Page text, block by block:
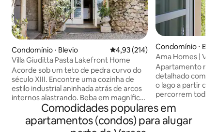
Condomínio ⋅ Blevio 4,93 de uma avaliação média de
4,93 (214)
Villa Giuditta Pasta Lakefront Home
Acorde sob um teto de pedra curvo do
século XIII. Encontre uma cozinha de
estilo industrial aninhada atrás de arcos
internos alastrando. Beba em magníficas
vistas do lago e da montanha a partir de
uma rede à sombra. Siga direto para o
Lago Como a partir de terraços
Condomínio ⋅
Ama Homes |
lago em Bellagio
Apartamento
detalhado com
o lago a partir das
percorrem toda a
localizado a 15
Bellagio e de
turísticos. A casa
Comodidades populares em
apartamentos (condos) para alugar